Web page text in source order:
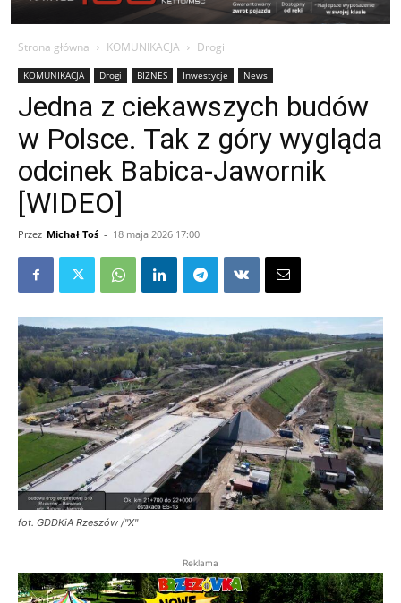
Strona główna KOMUNIKACJA Drogi
KOMUNIKACJA Drogi BIZNES Inwestycje News
Jedna z ciekawszych budów
w Polsce. Tak z góry wygląda
odcinek Babica-Jawornik
[WIDEO]
Przez Michał Toś - 18 maja 2026 17:00
fot. GDDKiA Rzeszów /"X"
Reklama